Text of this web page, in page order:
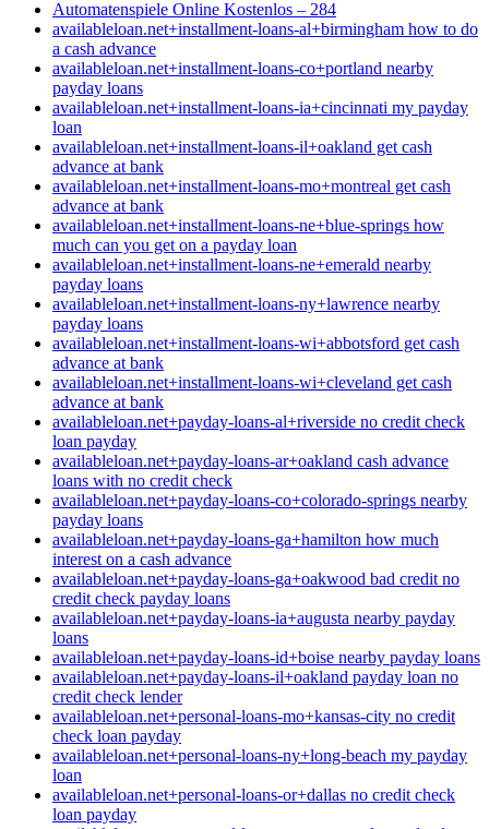
Automatenspiele Online Kostenlos – 284
availableloan.net+installment-loans-al+birmingham how to do
a cash advance
availableloan.net+installment-loans-co+portland nearby
payday loans
availableloan.net+installment-loans-ia+cincinnati my payday
loan
availableloan.net+installment-loans-il+oakland get cash
advance at bank
availableloan.net+installment-loans-mo+montreal get cash
advance at bank
availableloan.net+installment-loans-ne+blue-springs how
much can you get on a payday loan
availableloan.net+installment-loans-ne+emerald nearby
payday loans
availableloan.net+installment-loans-ny+lawrence nearby
payday loans
availableloan.net+installment-loans-wi+abbotsford get cash
advance at bank
availableloan.net+installment-loans-wi+cleveland get cash
advance at bank
availableloan.net+payday-loans-al+riverside no credit check
loan payday
availableloan.net+payday-loans-ar+oakland cash advance
loans with no credit check
availableloan.net+payday-loans-co+colorado-springs nearby
payday loans
availableloan.net+payday-loans-ga+hamilton how much
interest on a cash advance
availableloan.net+payday-loans-ga+oakwood bad credit no
credit check payday loans
availableloan.net+payday-loans-ia+augusta nearby payday
loans
availableloan.net+payday-loans-id+boise nearby payday loans
availableloan.net+payday-loans-il+oakland payday loan no
credit check lender
availableloan.net+personal-loans-mo+kansas-city no credit
check loan payday
availableloan.net+personal-loans-ny+long-beach my payday
loan
availableloan.net+personal-loans-or+dallas no credit check
loan payday